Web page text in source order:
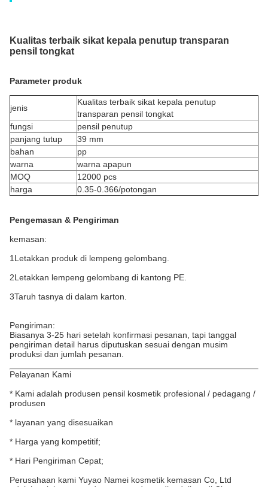
Kualitas terbaik sikat kepala penutup transparan
pensil tongkat
Parameter produk
jenis
Kualitas terbaik sikat kepala penutup
transparan pensil tongkat
fungsi
pensil penutup
panjang tutup
39 mm
bahan
pp
warna
warna apapun
MOQ
12000 pcs
harga
0.35-0.366/potongan
Pengemasan & Pengiriman
kemasan:
1Letakkan produk di lempeng gelombang.
2Letakkan lempeng gelombang di kantong PE.
3Taruh tasnya di dalam karton.
Pengiriman:
Biasanya 3-25 hari setelah konfirmasi pesanan, tapi tanggal
pengiriman detail harus diputuskan sesuai dengan musim
produksi dan jumlah pesanan.
Pelayanan Kami
* Kami adalah produsen pensil kosmetik profesional / pedagang /
produsen
* layanan yang disesuaikan
* Harga yang kompetitif;
* Hari Pengiriman Cepat;
Perusahaan kami Yuyao Namei kosmetik kemasan Co, Ltd